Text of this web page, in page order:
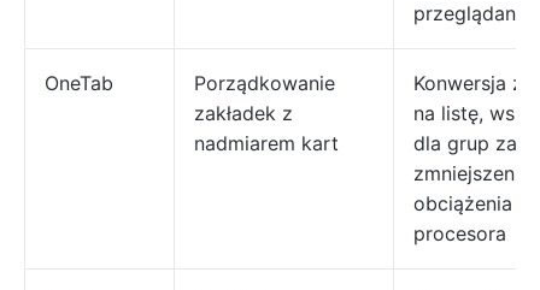
przeglądanie
OneTab
Porządkowanie
zakładek z
nadmiarem kart
Konwersja
na listę,
dla grup
zmniejszenie
obciążenia
procesora